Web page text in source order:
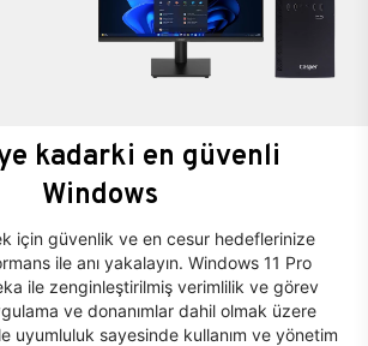
kadarki en güvenli
Windows
için güvenlik ve en cesur hedeflerinize
ile anı yakalayın. Windows 11 Pro
ile zenginleştirilmiş verimlilik ve görev
ve donanımlar dahil olmak üzere
uyumluluk sayesinde kullanım ve yönetim